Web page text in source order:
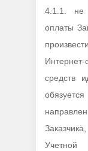
4.1.1. не
оплаты
средств